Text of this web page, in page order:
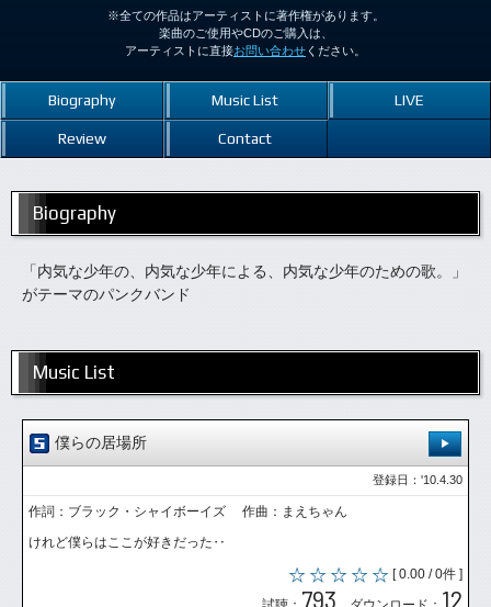
※全ての作品はアーティストに著作権があります。
楽曲のご使用やCDのご購入は、
アーティストに直接お問い合わせ ください。
Biography Music List LIVE
Review Contact
Biography
「内気な少年の、内気な少年による、内気な少年のための歌。」
がテーマのパンクバンド
Music List
僕らの居場所
登録日：'10.4.30
作詞：ブラック・シャイボーイズ 作曲：まえちゃん
けれど僕らはここが好きだった‥
[ 0.00 / 0件 ]
793 12